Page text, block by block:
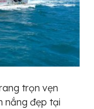
trọn vẹn
nắng đẹp tại